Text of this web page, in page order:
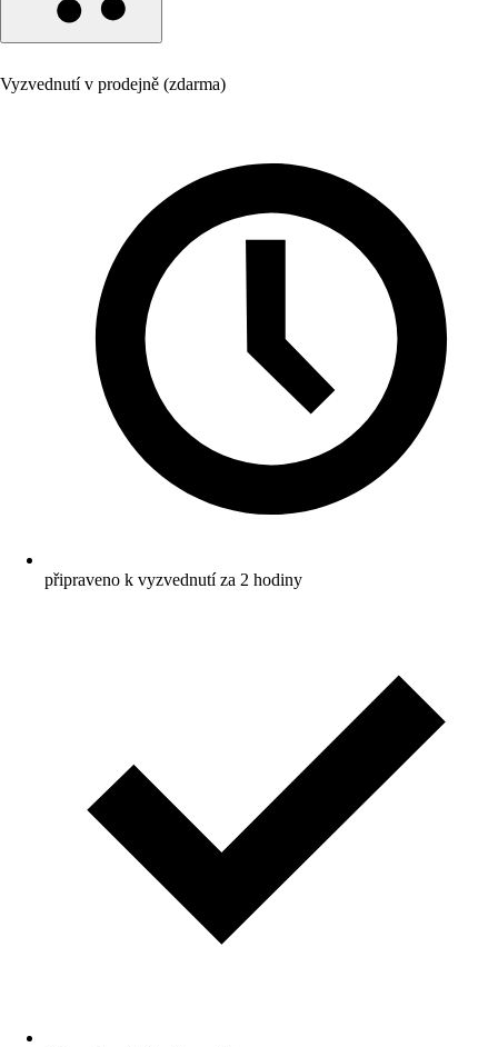
Vyzvednutí v prodejně (zdarma)
připraveno k vyzvednutí za 2 hodiny